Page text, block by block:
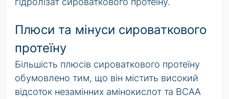
Плюси та мінуси сироваткового
протеїну
Більшість плюсів сироваткового протеїну
обумовлено тим, що він містить високий
відсоток незамінних амінокислот та BCAA